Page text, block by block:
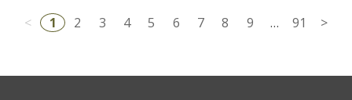
< 1 2 3 4 5 6 7 8 9 … 91 >